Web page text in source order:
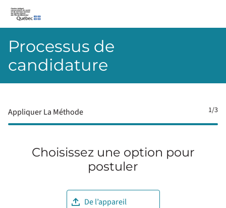
CIUSSS-du-Centre-Ouest-de-l’Île-de-Montréal
Processus de
candidature
Appliquer La Méthode 1/3
Choisissez une option pour
postuler
De l’appareil
Téléverser le CV